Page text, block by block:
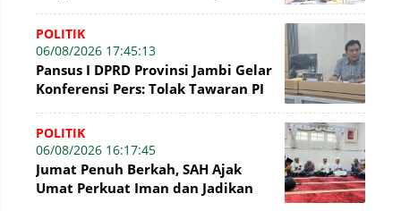
POLITIK
06/08/2026 17:45:13
Pansus I DPRD Provinsi Jambi Gelar
Konferensi Pers: Tolak Tawaran PI
POLITIK
06/08/2026 16:17:45
Jumat Penuh Berkah, SAH Ajak
Umat Perkuat Iman dan Jadikan